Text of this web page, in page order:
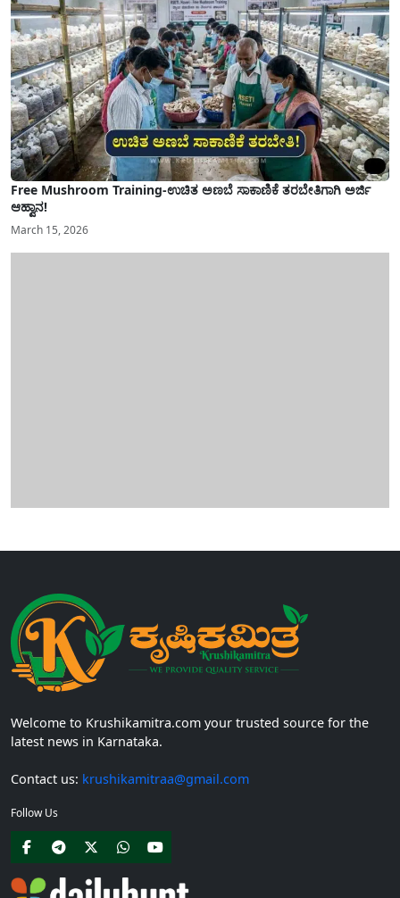
Free Mushroom Training-ಉಚಿತ ಅಣಬೆ ಸಾಕಾಣಿಕೆ ತರಬೇತಿಗಾಗಿ ಅರ್ಜಿ
ಆಹ್ವಾನ!
March 15, 2026
Welcome to Krushikamitra.com your trusted source for the
latest news in Karnataka.
Contact us: krushikamitraa@gmail.com
Follow Us